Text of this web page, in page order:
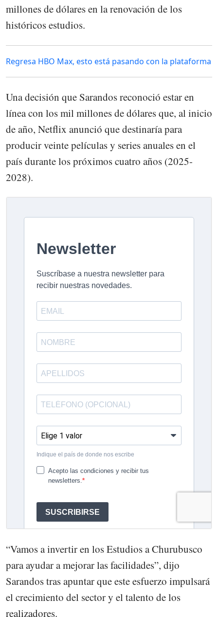
millones de dólares en la renovación de los
históricos estudios.
Regresa HBO Max, esto está pasando con la plataforma
Una decisión que Sarandos reconoció estar en
línea con los mil millones de dólares que, al inicio
de año, Netflix anunció que destinaría para
producir veinte películas y series anuales en el
país durante los próximos cuatro años (2025-
2028).
“Vamos a invertir en los Estudios a Churubusco
para ayudar a mejorar las facilidades”, dijo
Sarandos tras apuntar que este esfuerzo impulsará
el crecimiento del sector y el talento de los
realizadores.